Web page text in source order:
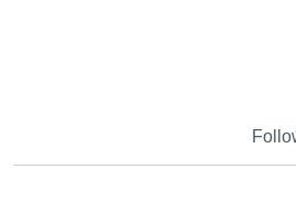
رهبری ایران